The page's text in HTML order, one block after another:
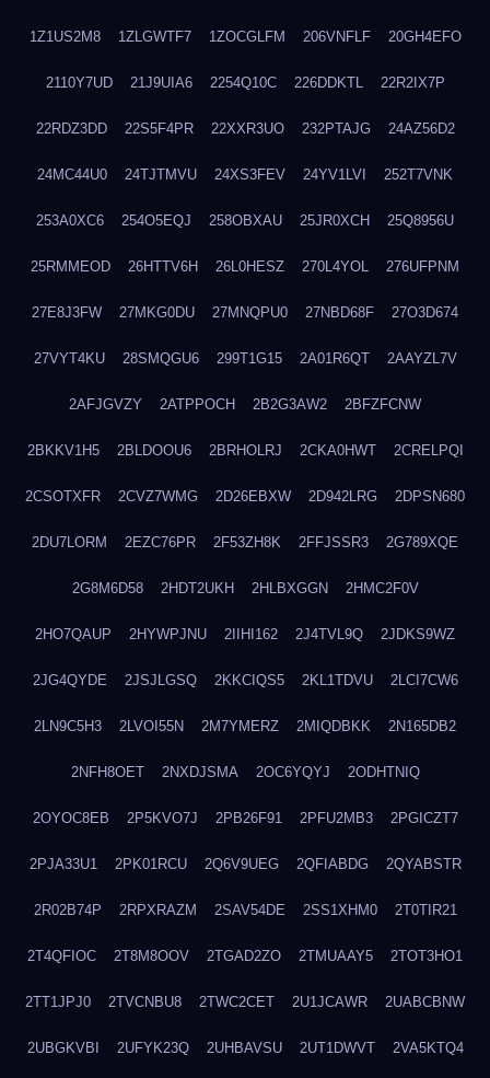
1Z1US2M8 1ZLGWTF7 1ZOCGLFM 206VNFLF 20GH4EFO
2110Y7UD 21J9UIA6 2254Q10C 226DDKTL 22R2IX7P
22RDZ3DD 22S5F4PR 22XXR3UO 232PTAJG 24AZ56D2
24MC44U0 24TJTMVU 24XS3FEV 24YV1LVI 252T7VNK
253A0XC6 254O5EQJ 258OBXAU 25JR0XCH 25Q8956U
25RMMEOD 26HTTV6H 26L0HESZ 270L4YOL 276UFPNM
27E8J3FW 27MKG0DU 27MNQPU0 27NBD68F 27O3D674
27VYT4KU 28SMQGU6 299T1G15 2A01R6QT 2AAYZL7V
2AFJGVZY 2ATPPOCH 2B2G3AW2 2BFZFCNW
2BKKV1H5 2BLDOOU6 2BRHOLRJ 2CKA0HWT 2CRELPQI
2CSOTXFR 2CVZ7WMG 2D26EBXW 2D942LRG 2DPSN680
2DU7LORM 2EZC76PR 2F53ZH8K 2FFJSSR3 2G789XQE
2G8M6D58 2HDT2UKH 2HLBXGGN 2HMC2F0V
2HO7QAUP 2HYWPJNU 2IIHI162 2J4TVL9Q 2JDKS9WZ
2JG4QYDE 2JSJLGSQ 2KKCIQS5 2KL1TDVU 2LCI7CW6
2LN9C5H3 2LVOI55N 2M7YMERZ 2MIQDBKK 2N165DB2
2NFH8OET 2NXDJSMA 2OC6YQYJ 2ODHTNIQ
2OYOC8EB 2P5KVO7J 2PB26F91 2PFU2MB3 2PGICZT7
2PJA33U1 2PK01RCU 2Q6V9UEG 2QFIABDG 2QYABSTR
2R02B74P 2RPXRAZM 2SAV54DE 2SS1XHM0 2T0TIR21
2T4QFIOC 2T8M8OOV 2TGAD2ZO 2TMUAAY5 2TOT3HO1
2TT1JPJ0 2TVCNBU8 2TWC2CET 2U1JCAWR 2UABCBNW
2UBGKVBI 2UFYK23Q 2UHBAVSU 2UT1DWVT 2VA5KTQ4